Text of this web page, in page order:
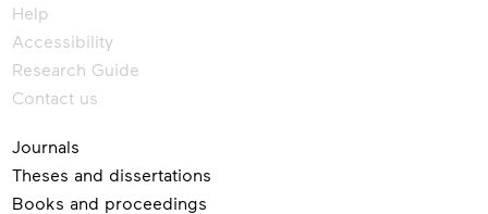
Help
Accessibility
Research Guide
Contact us
Journals
Theses and dissertations
Books and proceedings